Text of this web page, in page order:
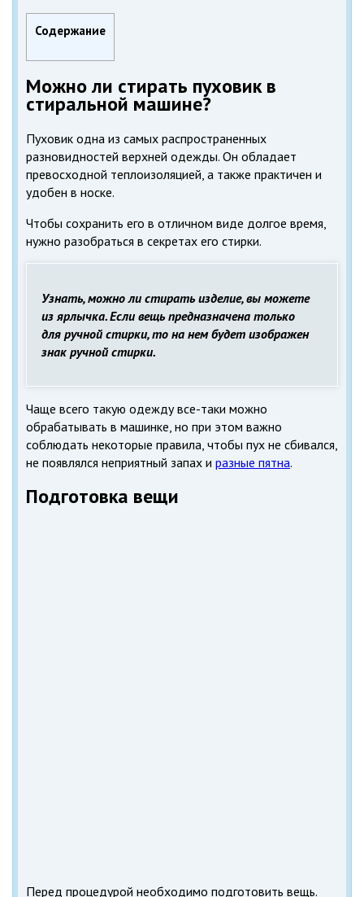
Содержание
Можно ли стирать пуховик в
стиральной машине?
Пуховик одна из самых распространенных
разновидностей верхней одежды. Он обладает
превосходной теплоизоляцией, а также практичен и
удобен в носке.
Чтобы сохранить его в отличном виде долгое время,
нужно разобраться в секретах его стирки.
Узнать, можно ли стирать изделие, вы можете
из ярлычка. Если вещь предназначена только
для ручной стирки, то на нем будет изображен
знак ручной стирки.
Чаще всего такую одежду все-таки можно
обрабатывать в машинке, но при этом важно
соблюдать некоторые правила, чтобы пух не сбивался,
не появлялся неприятный запах и разные пятна.
Подготовка вещи
Перед процедурой необходимо подготовить вещь.